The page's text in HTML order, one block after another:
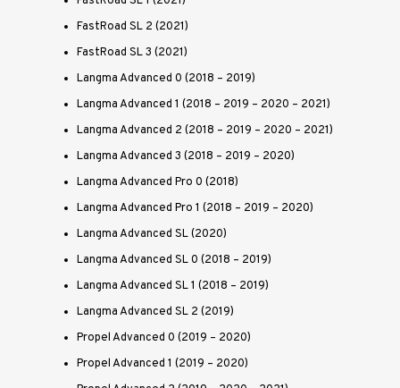
FastRoad SL 2 (2021)
FastRoad SL 3 (2021)
Langma Advanced 0 (2018 – 2019)
Langma Advanced 1 (2018 – 2019 – 2020 – 2021)
Langma Advanced 2 (2018 – 2019 – 2020 – 2021)
Langma Advanced 3 (2018 – 2019 – 2020)
Langma Advanced Pro 0 (2018)
Langma Advanced Pro 1 (2018 – 2019 – 2020)
Langma Advanced SL (2020)
Langma Advanced SL 0 (2018 – 2019)
Langma Advanced SL 1 (2018 – 2019)
Langma Advanced SL 2 (2019)
Propel Advanced 0 (2019 – 2020)
Propel Advanced 1 (2019 – 2020)